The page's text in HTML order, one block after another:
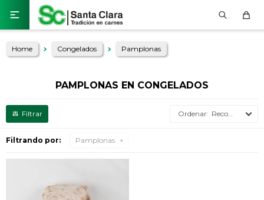

Home Congelados Pamplonas
PAMPLONAS EN CONGELADOS
Recomendados
Filtrando por: Pamplonas